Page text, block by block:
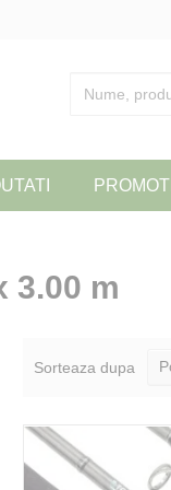
PROMOTII
3.00 m
Sorteaza dupa